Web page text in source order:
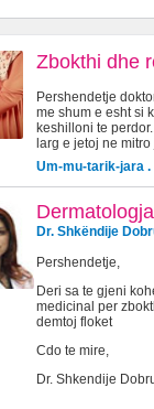
Zbokthi dhe
Pershendetje
me shum e esht si
keshilloni te
larg e jetoj ne
Um-mu-tarik-jara .
Dr. Shkëndije
Pershendetje,
Deri sa te gjeni
medicinal per
demtoj floket
Cdo te mire,
Dr. Shkendije